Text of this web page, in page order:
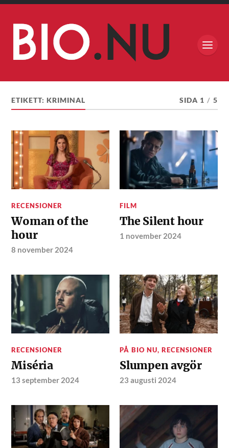
ETIKETT:KRIMINAL SIDA 1 / 5
RECENSIONER
Woman of the
hour
8 november 2024
FILM
The Silent hour
1 november 2024
RECENSIONER
Miséria
13 september 2024
PÅ BIO NU,RECENSIONER
Slumpen avgör
23 augusti 2024